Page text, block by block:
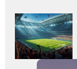
Adaugă
aici textul
pentru
subtitlu